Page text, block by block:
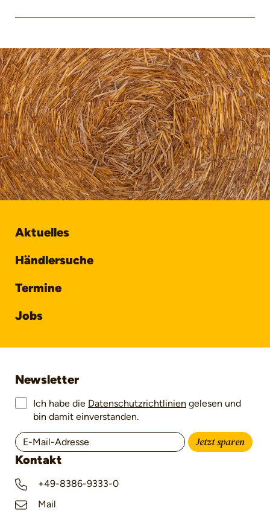
Aktuelles
Händlersuche
Termine
Jobs
Newsletter
Ich habe die Datenschutzrichtlinien gelesen und
bin damit einverstanden.
Jetzt sparen
Kontakt
+49-8386-9333-0
Mail